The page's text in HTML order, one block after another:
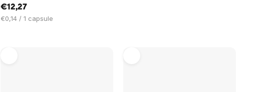
€12,27
Цена
€0,14 / 1 capsule